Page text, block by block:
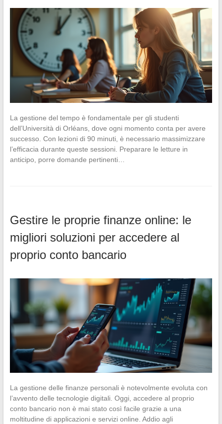
La gestione del tempo è fondamentale per gli studenti
dell’Università di Orléans, dove ogni momento conta per avere
successo. Con lezioni di 90 minuti, è necessario massimizzare
l’efficacia durante queste sessioni. Preparare le letture in
anticipo, porre domande pertinenti…
Gestire le proprie finanze online: le
migliori soluzioni per accedere al
proprio conto bancario
La gestione delle finanze personali è notevolmente evoluta con
l’avvento delle tecnologie digitali. Oggi, accedere al proprio
conto bancario non è mai stato così facile grazie a una
moltitudine di applicazioni e servizi online. Addio agli